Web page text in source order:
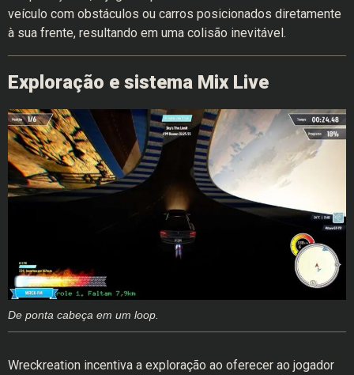
veículo com obstáculos ou carros posicionados diretamente
à sua frente, resultando em uma colisão inevitável.
Exploração e sistema Mix Live
De ponta cabeça em um loop.
Wreckreation incentiva a exploração ao oferecer ao jogador